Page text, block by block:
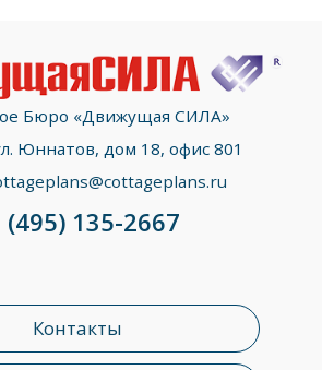
Бюро «Движущая СИЛА»
Юннатов, дом 18, офис 801
Контакты
(495)135-2667